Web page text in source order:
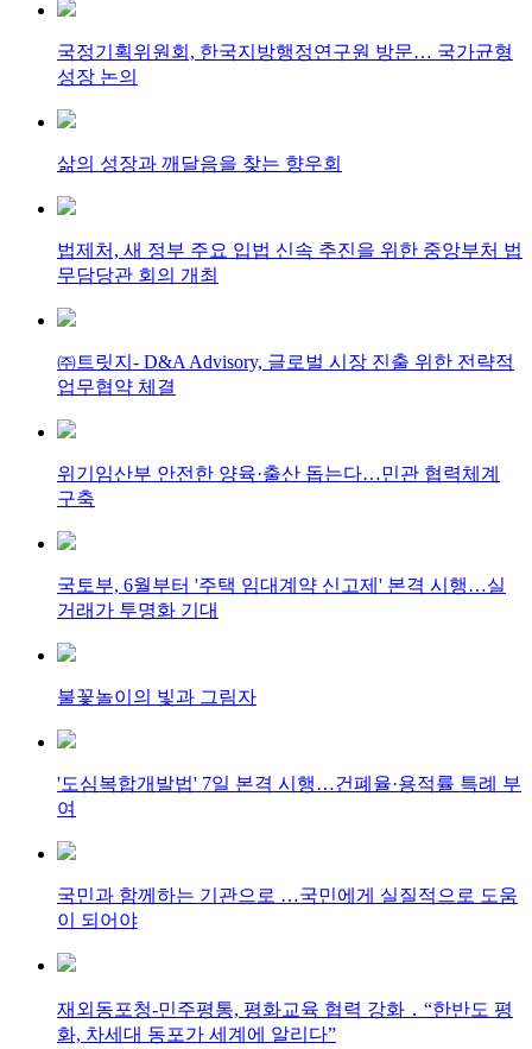
국정기획위원회, 한국지방행정연구원 방문… 국가균형
성장 논의
삶의 성장과 깨달음을 찾는 향우회
법제처, 새 정부 주요 입법 신속 추진을 위한 중앙부처 법
무담당관 회의 개최
㈜트릿지- D&A Advisory, 글로벌 시장 진출 위한 전략적
업무협약 체결
위기임산부 안전한 양육·출산 돕는다…민관 협력체계
구축
국토부, 6월부터 '주택 임대계약 신고제' 본격 시행…실
거래가 투명화 기대
불꽃놀이의 빛과 그림자
'도심복합개발법' 7일 본격 시행…건폐율·용적률 특례 부
여
국민과 함께하는 기관으로 …국민에게 실질적으로 도움
이 되어야
재외동포청-민주평통, 평화교육 협력 강화 ․ “한반도 평
화, 차세대 동포가 세계에 알리다”